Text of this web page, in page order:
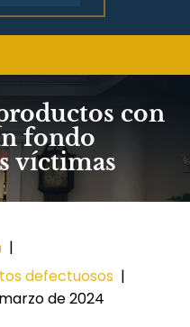
con
fondo
víctimas
|
defectuosos |
de 2024